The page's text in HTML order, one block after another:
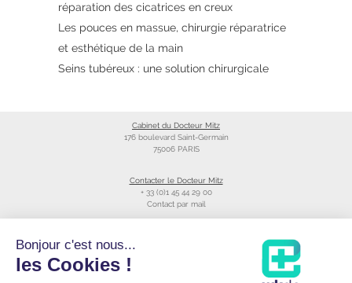
réparation des cicatrices en creux
Les pouces en massue, chirurgie réparatrice
et esthétique de la main
Seins tubéreux : une solution chirurgicale
Cabinet du Docteur Mitz
176 boulevard Saint-Germain
75006 PARIS
Contacter le Docteur Mitz
+ 33 (0)1 45 44 29 00
Contact par mail
Bonjour c'est nous...
les Cookies !